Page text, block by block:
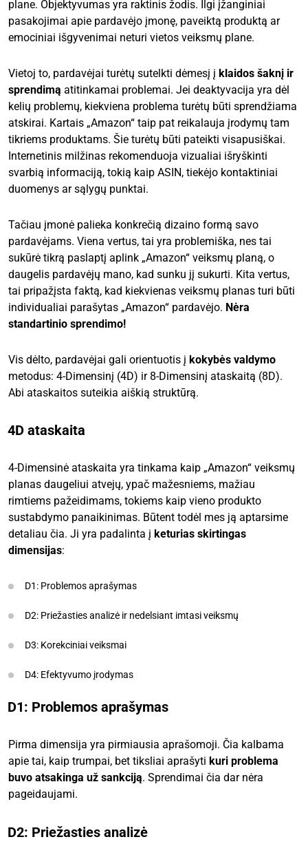
plane. Objektyvumas yra raktinis žodis. Ilgi įžanginiai
pasakojimai apie pardavėjo įmonę, paveiktą produktą ar
emociniai išgyvenimai neturi vietos veiksmų plane.
Vietoj to, pardavėjai turėtų sutelkti dėmesį į klaidos šaknį ir
sprendimą atitinkamai problemai. Jei deaktyvacija yra dėl
kelių problemų, kiekviena problema turėtų būti sprendžiama
atskirai. Kartais „Amazon“ taip pat reikalauja įrodymų tam
tikriems produktams. Šie turėtų būti pateikti visapusiškai.
Internetinis milžinas rekomenduoja vizualiai išryškinti
svarbią informaciją, tokią kaip ASIN, tiekėjo kontaktiniai
duomenys ar sąlygų punktai.
Tačiau įmonė palieka konkrečią dizaino formą savo
pardavėjams. Viena vertus, tai yra problemiška, nes tai
sukūrė tikrą paslaptį aplink „Amazon“ veiksmų planą, o
daugelis pardavėjų mano, kad sunku jį sukurti. Kita vertus,
tai pripažįsta faktą, kad kiekvienas veiksmų planas turi būti
individualiai parašytas „Amazon“ pardavėjo. Nėra
standartinio sprendimo!
Vis dėlto, pardavėjai gali orientuotis į kokybės valdymo
metodus: 4-Dimensinį (4D) ir 8-Dimensinį ataskaitą (8D).
Abi ataskaitos suteikia aiškią struktūrą.
4D ataskaita
4-Dimensinė ataskaita yra tinkama kaip „Amazon“ veiksmų
planas daugeliui atvejų, ypač mažesniems, mažiau
rimtiems pažeidimams, tokiems kaip vieno produkto
sustabdymo panaikinimas. Būtent todėl mes ją aptarsime
detaliau čia. Ji yra padalinta į keturias skirtingas
dimensijas:
D1: Problemos aprašymas
D2: Priežasties analizė ir nedelsiant imtasi veiksmų
D3: Korekciniai veiksmai
D4: Efektyvumo įrodymas
D1: Problemos aprašymas
Pirma dimensija yra pirmiausia aprašomoji. Čia kalbama
apie tai, kaip trumpai, bet tiksliai aprašyti kuri problema
buvo atsakinga už sankciją. Sprendimai čia dar nėra
pageidaujami.
D2: Priežasties analizė